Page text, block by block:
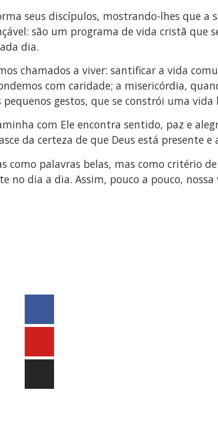
seus discípulos, mostrando-lhes que a
são um programa de vida cristã
dia.
chamados a viver: santificar a vida
com caridade; a misericórdia,
gestos, que se constrói uma
com Ele encontra sentido, paz e
da certeza de que Deus está presente
como palavras belas, mas como critério
no dia a dia. Assim, pouco a pouco,